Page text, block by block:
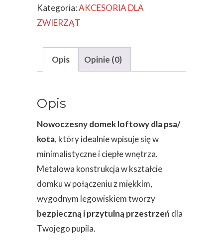
DLA
PSA
KOTA
LOFT
Kategoria:AKCESORIA DLA
ZWIERZĄT
Opis Opinie (0)
Opis
Nowoczesny domek loftowy dla psa/
kota, który idealnie wpisuje się w
minimalistyczne i ciepłe wnętrza.
Metalowa konstrukcja w kształcie
domku w połączeniu z miękkim,
wygodnym legowiskiem tworzy
bezpieczną i przytulną przestrzeń dla
Twojego pupila.